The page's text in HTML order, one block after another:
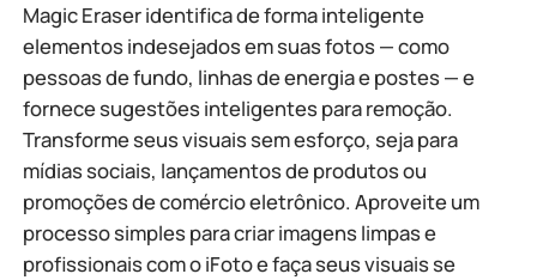
Magic Eraser identifica de forma inteligente
elementos indesejados em suas fotos — como
pessoas de fundo, linhas de energia e postes — e
fornece sugestões inteligentes para remoção.
Transforme seus visuais sem esforço, seja para
mídias sociais, lançamentos de produtos ou
promoções de comércio eletrônico. Aproveite um
processo simples para criar imagens limpas e
profissionais com o iFoto e faça seus visuais se